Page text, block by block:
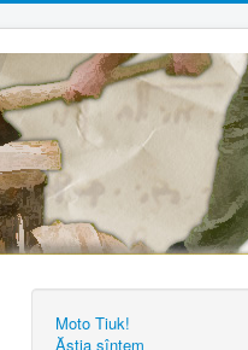
Moto Tiuk!
Ăştia sîntem